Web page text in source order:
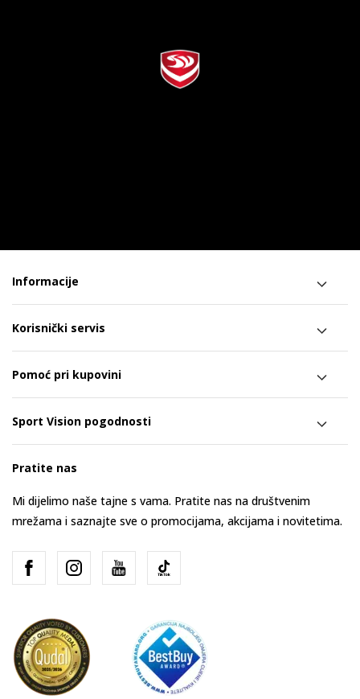
Informacije
Korisnički servis
Pomoć pri kupovini
Sport Vision pogodnosti
Pratite nas
Mi dijelimo naše tajne s vama. Pratite nas na društvenim
mrežama i saznajte sve o promocijama, akcijama i novitetima.